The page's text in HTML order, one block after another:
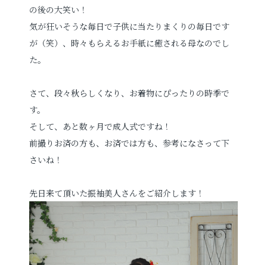
の後の大笑い！
気が狂いそうな毎日で子供に当たりまくりの毎日です
が（笑）、時々もらえるお手紙に癒される母なのでし
た。
さて、段々秋らしくなり、お着物にぴったりの時季で
す。
そして、あと数ヶ月で成人式ですね！
前撮りお済の方も、お済では方も、参考になさって下
さいね！
先日来て頂いた振袖美人さんをご紹介します！